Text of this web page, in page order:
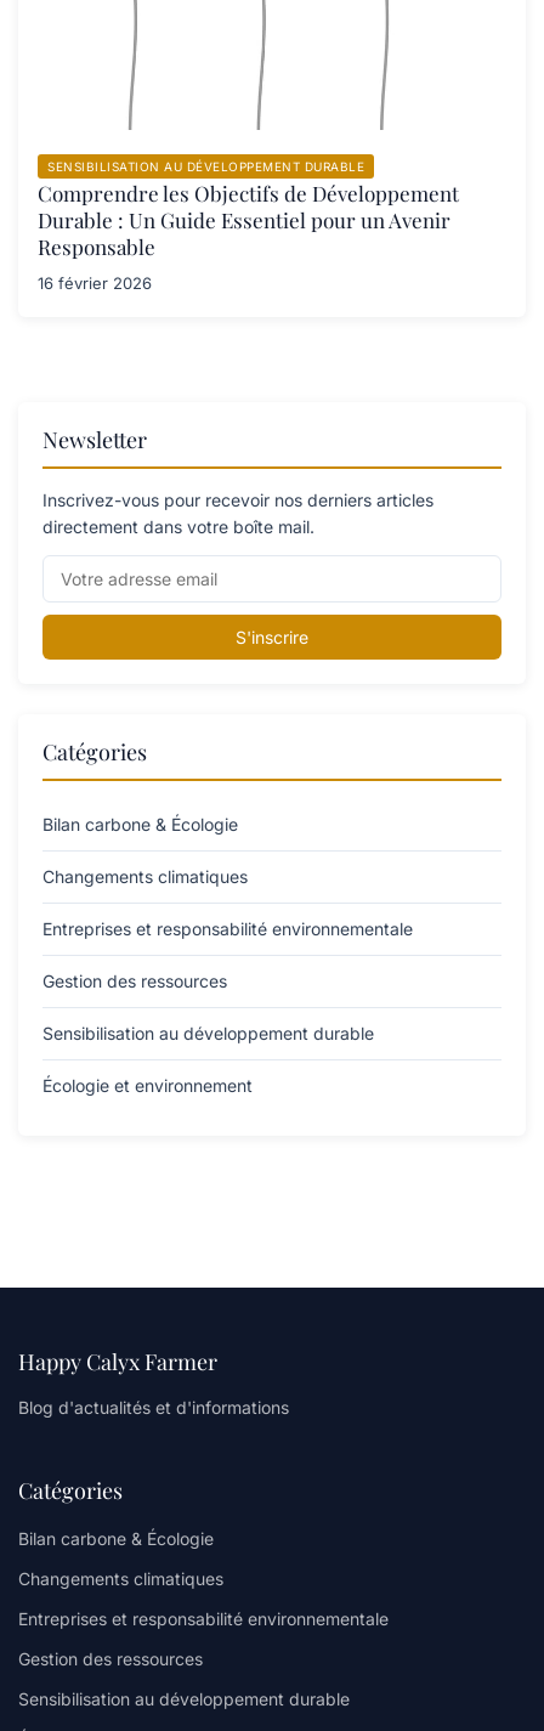
SENSIBILISATION AU DÉVELOPPEMENT DURABLE
Comprendre les Objectifs de Développement
Durable : Un Guide Essentiel pour un Avenir
Responsable
16 février 2026
Newsletter
Inscrivez-vous pour recevoir nos derniers articles
directement dans votre boîte mail.
S'inscrire
Catégories
Bilan carbone & Écologie
Changements climatiques
Entreprises et responsabilité environnementale
Gestion des ressources
Sensibilisation au développement durable
Écologie et environnement
Happy Calyx Farmer
Blog d'actualités et d'informations
Catégories
Bilan carbone & Écologie
Changements climatiques
Entreprises et responsabilité environnementale
Gestion des ressources
Sensibilisation au développement durable